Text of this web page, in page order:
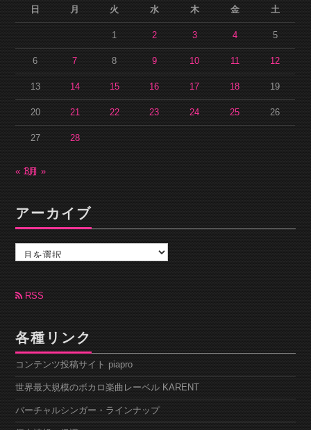
日
月 火 水 木 金 土
1 2 3 4 5
6 7 8 9 10 11 12
13 14 15 16 17 18 19
20 21 22 23 24 25 26
27 28
« 1月3月 »
アーカイブ
カ
ブ RSS
各種リンク
コンテンツ投稿サイト piapro
世界最大規模のボカロ楽曲レーベル KARENT
バーチャルシンガー・ラインナップ